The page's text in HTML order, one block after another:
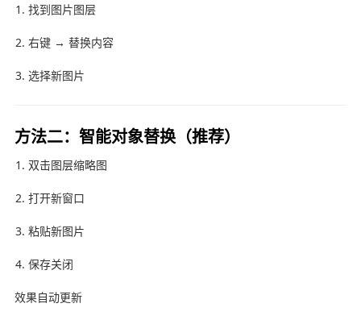
找到图片图层
右键 → 替换内容
选择新图片
方法二：智能对象替换（推荐）
双击图层缩略图
打开新窗口
粘贴新图片
保存关闭
效果自动更新